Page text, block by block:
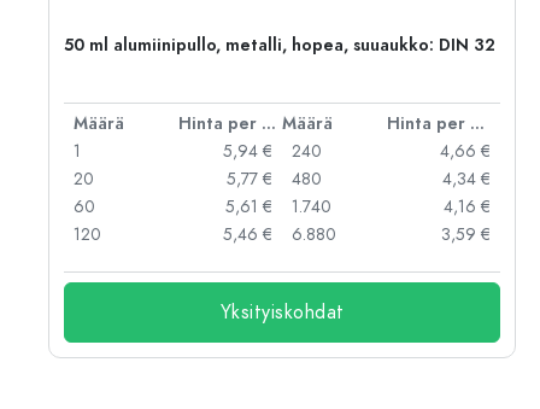
50 ml alumiinipullo, metalli, hopea, suuaukko: DIN 32
Määrä Hinta per kpl Määrä
Hinta per kpl
1
5,94 €
20
5,77 €
60
5,61 €
120
5,46 €
240
4,66 €
480
4,34 €
1.740
4,16 €
6.880
3,59 €
Yksityiskohdat